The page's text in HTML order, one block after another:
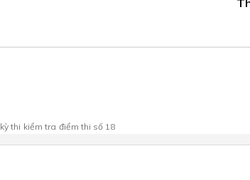
kỳ thi kiểm tra điểm thi số 18